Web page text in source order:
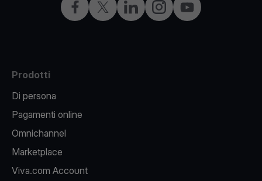
Facebook
X LinkedInInstagramYouTube
Prodotti
Di persona
Pagamenti online
Omnichannel
Marketplace
Viva.com Account